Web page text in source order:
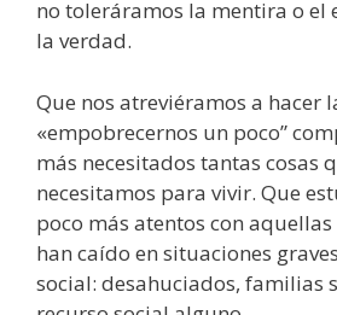
no toleráramos la mentira o el
la verdad.
Que nos atreviéramos a hacer
«empobrecernos un poco”
más necesitados tantas cosas
necesitamos para vivir. Que
poco más atentos con
han caído en situaciones
social: desahuciados, familias